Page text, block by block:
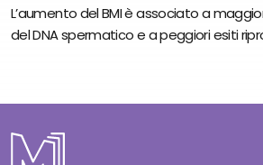
L’aumento del BMI è associato a
del DNA spermatico e a peggiori esiti